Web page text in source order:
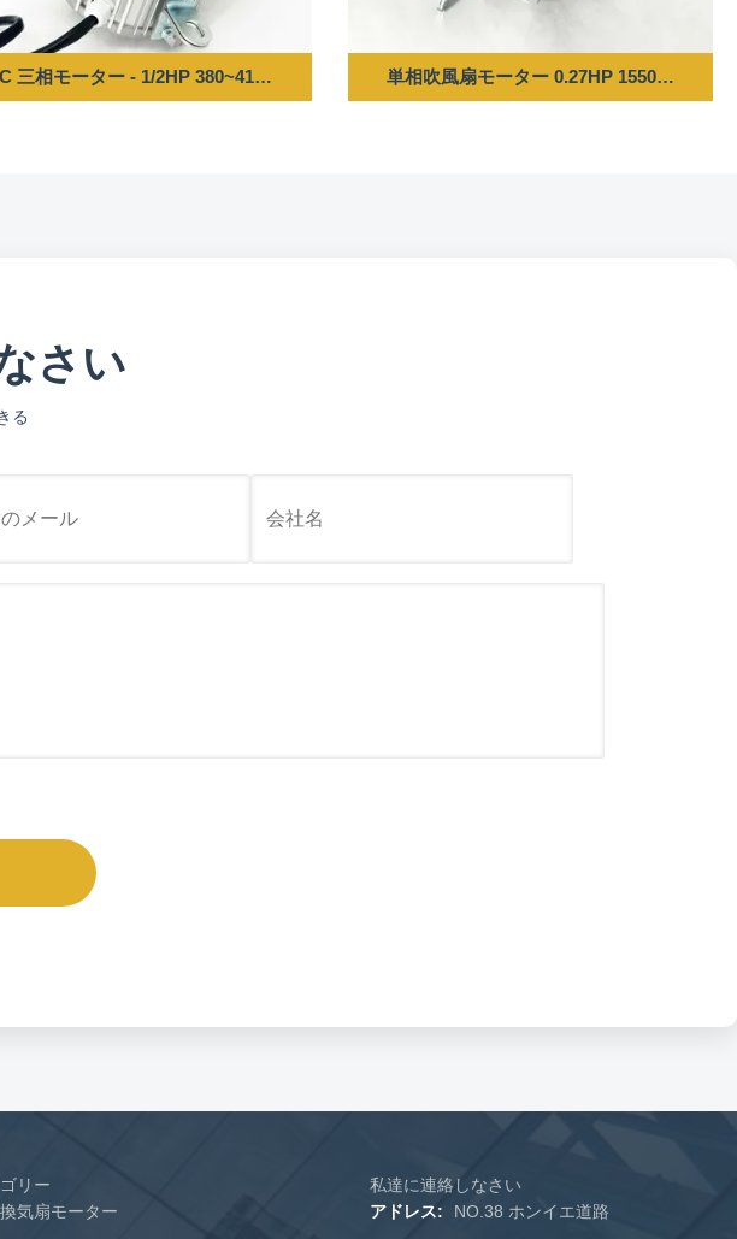
三相モーター - 1/2HP 380~415V 50HZ 925RPM単相吹風扇モーター 0.27HP 1550RPM
さい
る
リー
気扇モーター
私達に連絡しなさい
アドレス:
NO.38 ホンイエ道路